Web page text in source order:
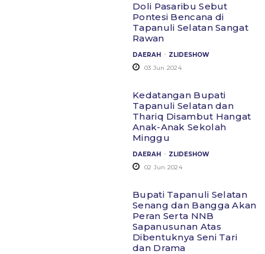
Doli Pasaribu Sebut
Pontesi Bencana di
Tapanuli Selatan Sangat
Rawan
DAERAH . ZLIDESHOW
03 Jun 2024
Kedatangan Bupati
Tapanuli Selatan dan
Thariq Disambut Hangat
Anak-Anak Sekolah
Minggu
DAERAH . ZLIDESHOW
02 Jun 2024
Bupati Tapanuli Selatan
Senang dan Bangga Akan
Peran Serta NNB
Sapanusunan Atas
Dibentuknya Seni Tari
dan Drama